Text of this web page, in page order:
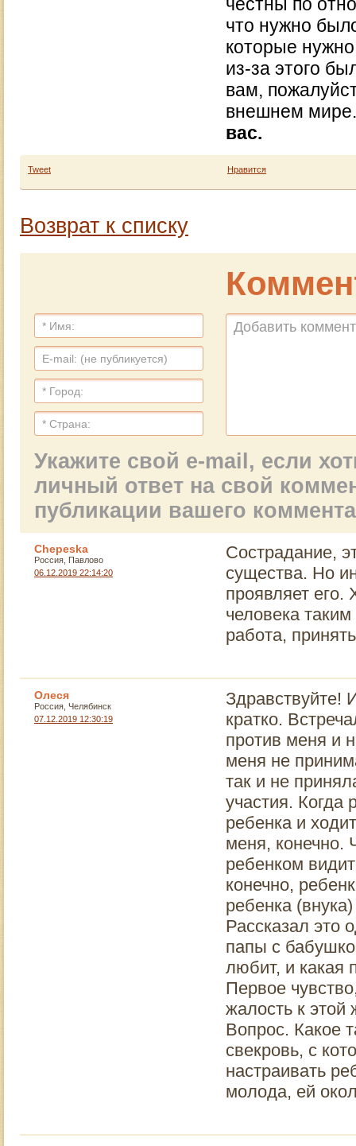
что нужно
которые
из-за этого
вам,
внешнем
вас.
Tweet Нравится
Возврат к списку
Укажите свой e-mail, если
личный ответ на свой
публикации вашего
Chepeska
Россия, Павлово
06.12.2019 22:14:20
Сострадание,
существа. Но
проявляет
человека
работа,
Олеся
Россия, Челябинск
07.12.2019 12:30:19
Здравствуйте!
кратко.
против меня и
меня не
так и не
участия. Когда
ребенка и
меня, конечно.
ребенком
конечно,
ребенка
Рассказал это
папы с
любит, и какая
Первое
жалость к
Вопрос. Какое
свекровь, с
настраивать
молода, ей